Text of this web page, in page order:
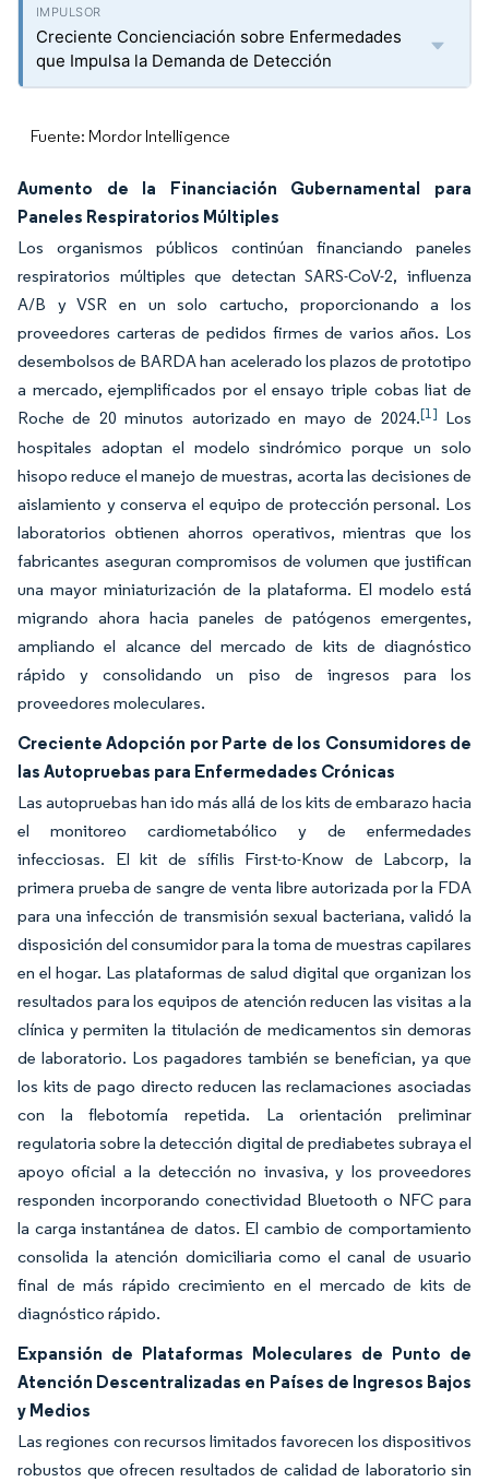
Creciente Concienciación sobre Enfermedades
que Impulsa la Demanda de Detección
Fuente: Mordor Intelligence
Aumento de la Financiación Gubernamental para
Paneles Respiratorios Múltiples
Los organismos públicos continúan financiando paneles
respiratorios múltiples que detectan SARS-CoV-2, influenza
A/B y VSR en un solo cartucho, proporcionando a los
proveedores carteras de pedidos firmes de varios años. Los
desembolsos de BARDA han acelerado los plazos de prototipo
a mercado, ejemplificados por el ensayo triple cobas liat de
Roche de 20 minutos autorizado en mayo de 2024.[1] Los
hospitales adoptan el modelo sindrómico porque un solo
hisopo reduce el manejo de muestras, acorta las decisiones de
aislamiento y conserva el equipo de protección personal. Los
laboratorios obtienen ahorros operativos, mientras que los
fabricantes aseguran compromisos de volumen que justifican
una mayor miniaturización de la plataforma. El modelo está
migrando ahora hacia paneles de patógenos emergentes,
ampliando el alcance del mercado de kits de diagnóstico
rápido y consolidando un piso de ingresos para los
proveedores moleculares.
Creciente Adopción por Parte de los Consumidores de
las Autopruebas para Enfermedades Crónicas
Las autopruebas han ido más allá de los kits de embarazo hacia
el monitoreo cardiometabólico y de enfermedades
infecciosas. El kit de sífilis First-to-Know de Labcorp, la
primera prueba de sangre de venta libre autorizada por la FDA
para una infección de transmisión sexual bacteriana, validó la
disposición del consumidor para la toma de muestras capilares
en el hogar. Las plataformas de salud digital que organizan los
resultados para los equipos de atención reducen las visitas a la
clínica y permiten la titulación de medicamentos sin demoras
de laboratorio. Los pagadores también se benefician, ya que
los kits de pago directo reducen las reclamaciones asociadas
con la flebotomía repetida. La orientación preliminar
regulatoria sobre la detección digital de prediabetes subraya el
apoyo oficial a la detección no invasiva, y los proveedores
responden incorporando conectividad Bluetooth o NFC para
la carga instantánea de datos. El cambio de comportamiento
consolida la atención domiciliaria como el canal de usuario
final de más rápido crecimiento en el mercado de kits de
diagnóstico rápido.
Expansión de Plataformas Moleculares de Punto de
Atención Descentralizadas en Países de Ingresos Bajos
y Medios
Las regiones con recursos limitados favorecen los dispositivos
robustos que ofrecen resultados de calidad de laboratorio sin